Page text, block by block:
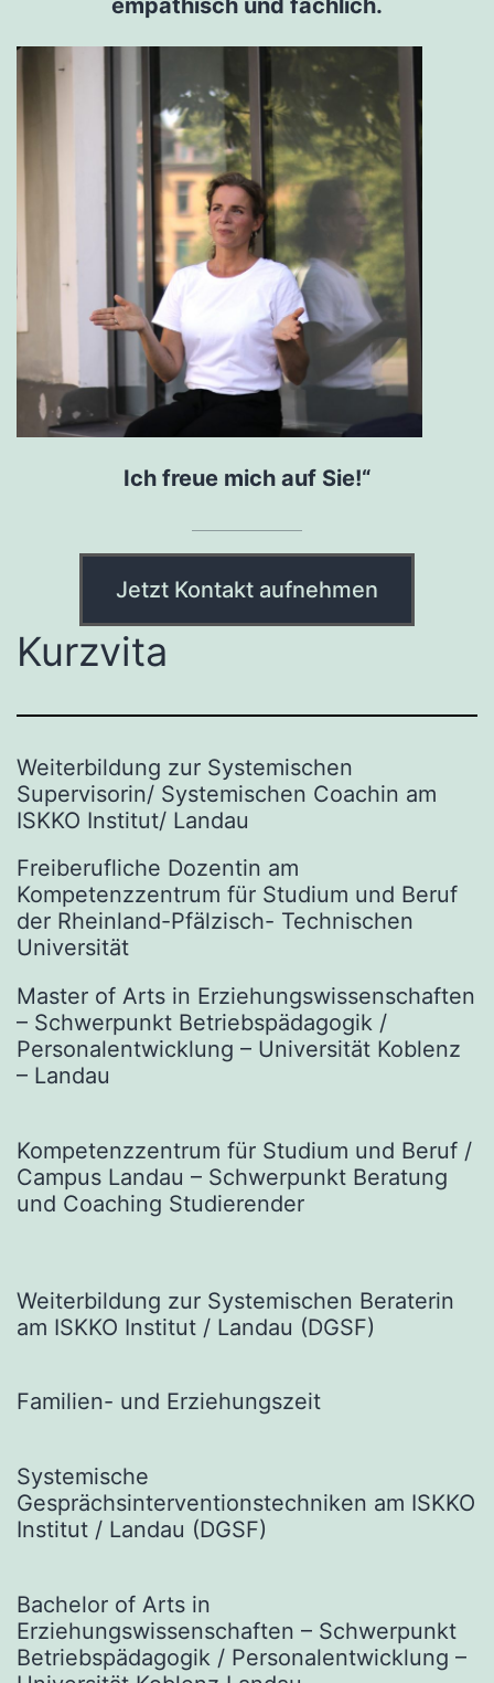
empathisch und fachlich.
Ich freue mich auf Sie!“
Jetzt Kontakt aufnehmen
Kurzvita
Weiterbildung zur Systemischen
Supervisorin/ Systemischen Coachin am
ISKKO Institut/ Landau
Freiberufliche Dozentin am
Kompetenzzentrum für Studium und Beruf
der Rheinland-Pfälzisch- Technischen
Universität
Master of Arts in Erziehungswissenschaften
– Schwerpunkt Betriebspädagogik /
Personalentwicklung – Universität Koblenz
– Landau
Kompetenzzentrum für Studium und Beruf /
Campus Landau – Schwerpunkt Beratung
und Coaching Studierender
Weiterbildung zur Systemischen Beraterin
am ISKKO Institut / Landau (DGSF)
Familien- und Erziehungszeit
Systemische
Gesprächsinterventionstechniken am ISKKO
Institut / Landau (DGSF)
Bachelor of Arts in
Erziehungswissenschaften – Schwerpunkt
Betriebspädagogik / Personalentwicklung –